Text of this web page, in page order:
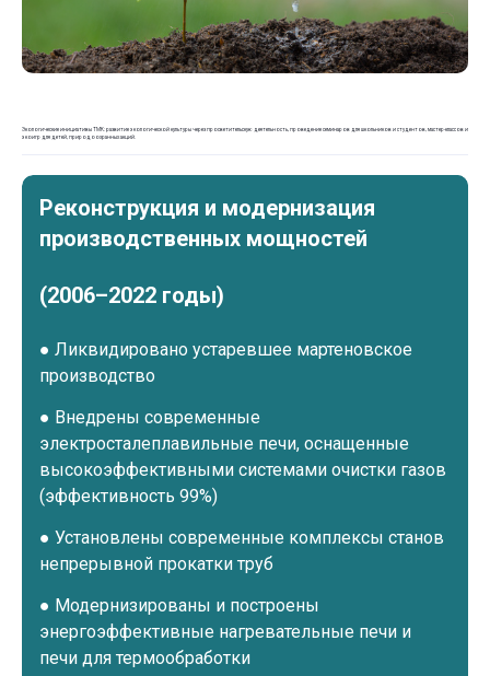
Экологические инициативы ТМК: развитие экологической культуры через просветительскую деятельность, проведение семинаров для школьников и студентов, мастер-классов и
экоигр для детей, природоохранных акций.
Реконструкция и модернизация
производственных мощностей
(2006–2022 годы)
● Ликвидировано устаревшее мартеновское
производство
● Внедрены современные
электросталеплавильные печи, оснащенные
высокоэффективными системами очистки газов
(эффективность 99%)
● Установлены современные комплексы станов
непрерывной прокатки труб
● Модернизированы и построены
энергоэффективные нагревательные печи и
печи для термообработки